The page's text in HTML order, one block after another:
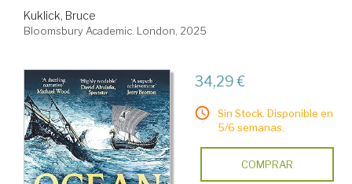
Kuklick, Bruce
Bloomsbury Academic. London, 2025
34,29 €
Sin Stock. Disponible en
5/6 semanas.
COMPRAR